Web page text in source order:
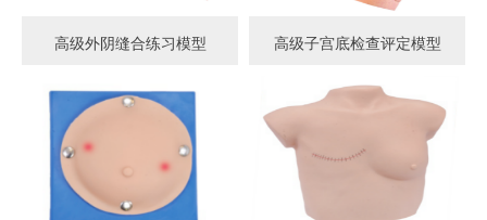
高级外阴缝合练习模型 高级子宫底检查评定模型